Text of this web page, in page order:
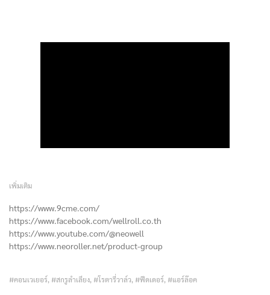
เพิ่มเติม
https://www.9cme.com/
https://www.facebook.com/wellroll.co.th
https://www.youtube.com/@neowell
https://www.neoroller.net/product-group
#คอนเวเยอร์, #สกรูลำเลียง, #โรตารี่วาล์ว, #ฟีดเดอร์, #แอร์ล๊อค